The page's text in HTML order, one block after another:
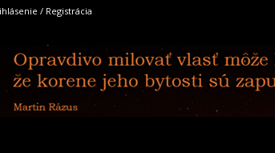
/ Registrácia